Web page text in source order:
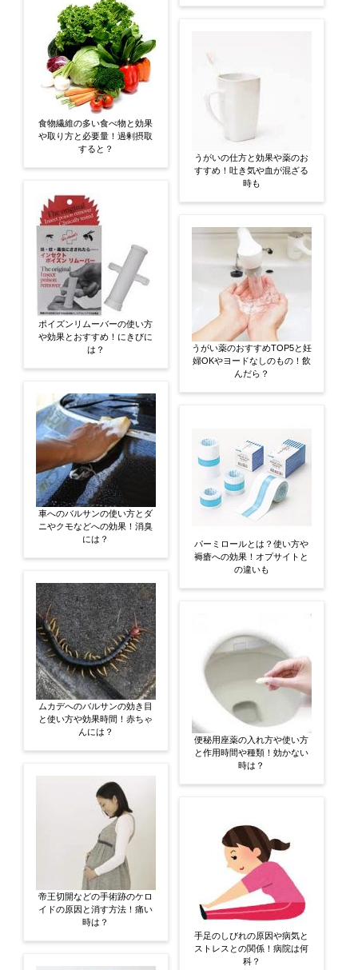
食物繊維の多い食べ物と効果
や取り方と必要量！過剰摂取
すると？
ポイズンリムーバーの使い方
や効果とおすすめ！にきびに
は？
車へのバルサンの使い方とダ
ニやクモなどへの効果！消臭
には？
ムカデへのバルサンの効き目
と使い方や効果時間！赤ちゃ
んには？
帝王切開などの手術跡のケロ
イドの原因と消す方法！痛い
時は？
うがいの仕方と効果や薬のお
すすめ！吐き気や血が混ざる
時も
うがい薬のおすすめTOP5と妊
婦OKやヨードなしのもの！飲
んだら？
パーミロールとは？使い方や
褥瘡への効果！オプサイトと
の違いも
便秘用座薬の入れ方や使い方
と作用時間や種類！効かない
時は？
手足のしびれの原因や病気と
ストレスとの関係！病院は何
科？